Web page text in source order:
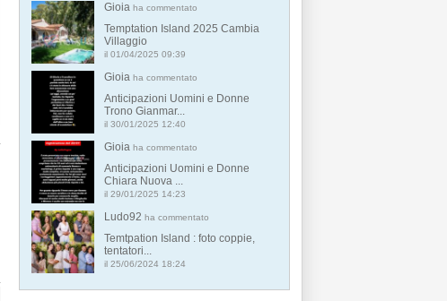
Gioia ha commentato
Temptation Island 2025 Cambia
Villaggio
il 01/04/2025 09:39
Gioia ha commentato
Anticipazioni Uomini e Donne
Trono Gianmar...
il 30/01/2025 12:40
Gioia ha commentato
Anticipazioni Uomini e Donne
Chiara Nuova ...
il 29/01/2025 14:23
Ludo92 ha commentato
Temtpation Island : foto coppie,
tentatori...
il 25/06/2024 18:24